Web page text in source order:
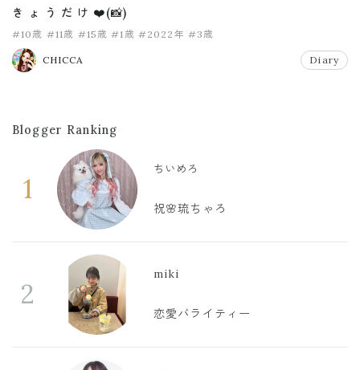
き ょ う だ け ❤️(📸)
#10歳 #11歳 #15歳 #1歳 #2022年 #3歳
CHICCA Diary
Blogger Ranking
1
ちいめろ
祝🌸琉ちゃろ
2
miki
恋愛バライティー